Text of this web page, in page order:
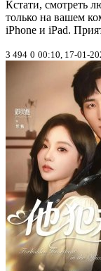
Кстати, смотреть
только на вашем
iPhone и iPad.
3 494 0 00:10, 17-01-